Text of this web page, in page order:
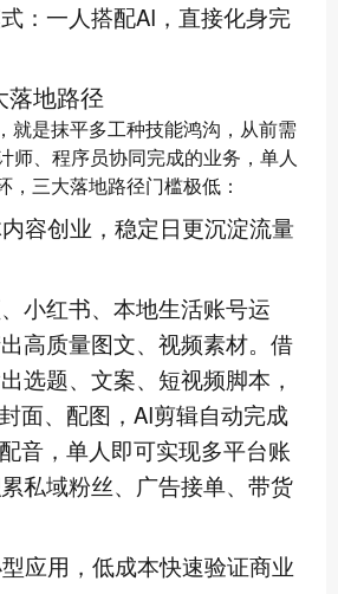
：一人搭配AI，直接化身完
落地路径
就是抹平多工种技能鸿沟，从前需
师、程序员协同完成的业务，单人
，三大落地路径门槛极低：
容创业，稳定日更沉淀流量
小红书、本地生活账号运
高质量图文、视频素材。借
选题、文案、短视频脚本，
面、配图，AI剪辑自动完成
音，单人即可实现多平台账
私域粉丝、广告接单、带货
应用，低成本快速验证商业